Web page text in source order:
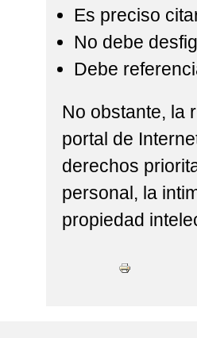
Es preciso
No debe
Debe
No obstante, la
portal de
derechos
personal, la
propiedad